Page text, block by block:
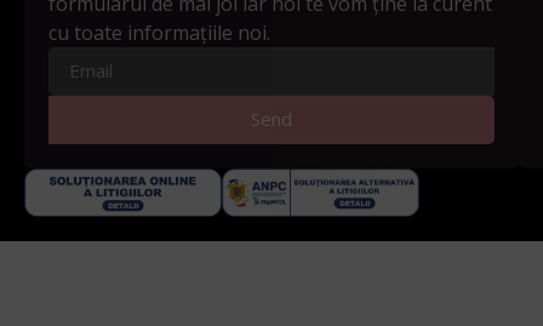
cu toate informațiile noi.
Send